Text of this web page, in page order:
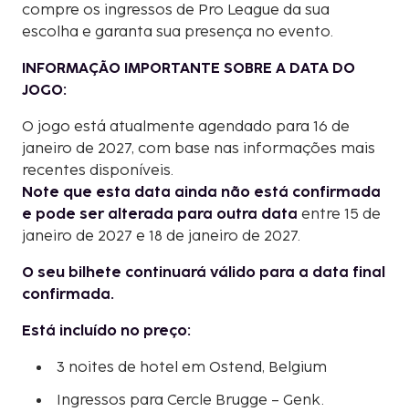
compre os ingressos de Pro League da sua
escolha e garanta sua presença no evento.
INFORMAÇÃO IMPORTANTE SOBRE A DATA DO
JOGO:
O jogo está atualmente agendado para 16 de
janeiro de 2027, com base nas informações mais
recentes disponíveis.
Note que esta data ainda não está confirmada
e pode ser alterada para outra data entre 15 de
janeiro de 2027 e 18 de janeiro de 2027.
O seu bilhete continuará válido para a data final
confirmada.
Está incluído no preço:
3 noites de hotel em Ostend, Belgium
Ingressos para Cercle Brugge – Genk.